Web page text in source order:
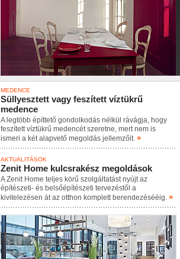
MEDENCE
Süllyesztett vagy feszített víztükrű
medence
A legtöbb építtető gondolkodás nélkül rávágja, hogy
feszített víztükrű medencét szeretne, mert nem is
ismeri a két alapvető megoldás jellemzőit. »
AKTUALITÁSOK
Zenit Home kulcsrakész megoldások
A Zenit Home teljes körű szolgáltatást nyújt az
építészeti- és belsőépítészeti tervezéstől a
kivitelezésen át az otthon komplett berendezésééig. »